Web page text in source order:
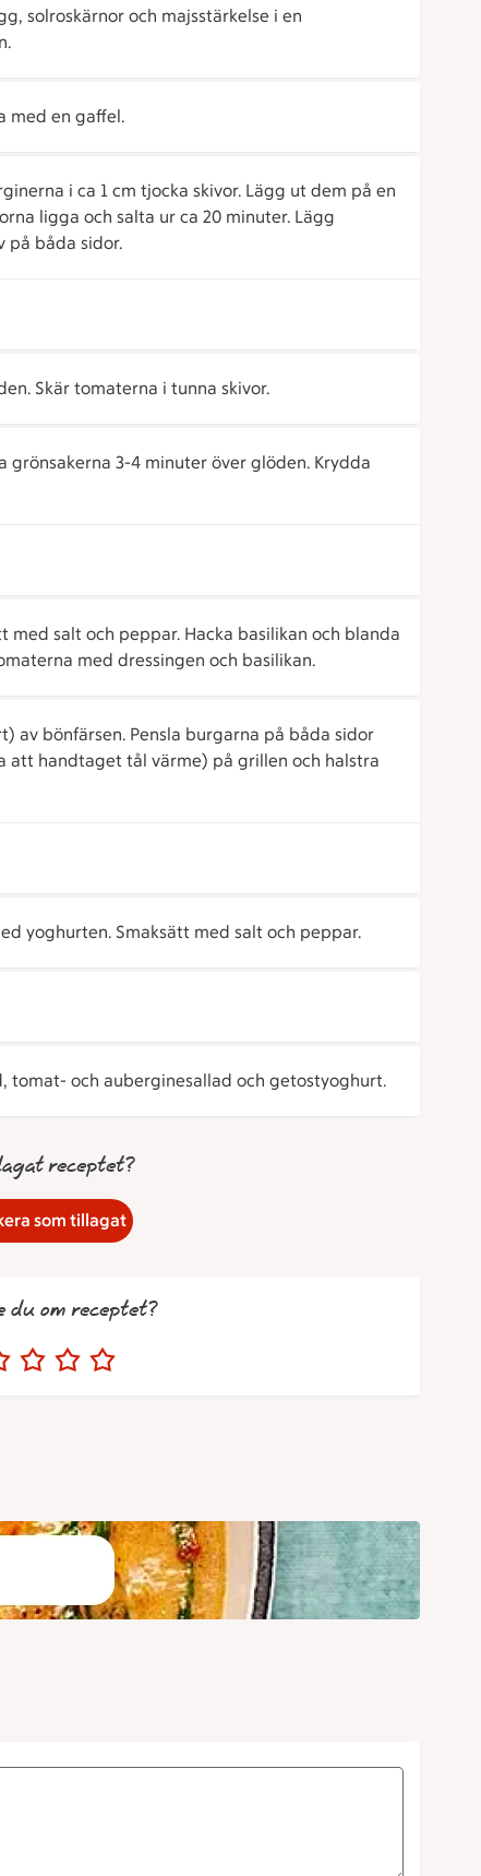
solroskärnor och majsstärkelse i en
med en gaffel.
i ca 1 cm tjocka skivor. Lägg ut dem på en
ligga och salta ur ca 20 minuter. Lägg
på båda sidor.
Skär tomaterna i tunna skivor.
grönsakerna 3-4 minuter över glöden. Krydda
med salt och peppar. Hacka basilikan och blanda
med dressingen och basilikan.
av bönfärsen. Pensla burgarna på båda sidor
att handtaget tål värme) på grillen och halstra
yoghurten. Smaksätt med salt och peppar.
tomat- och auberginesallad och getostyoghurt.
receptet?
som tillagat
du om receptet?